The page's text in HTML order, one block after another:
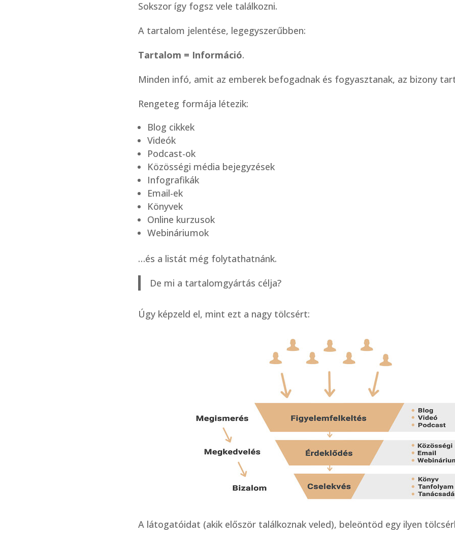
Sokszor így fogsz vele találkozni.
A tartalom jelentése, legegyszerűbben:
Tartalom = Információ.
Minden infó, amit az emberek befogadnak és fogyasztanak, az bizony
Rengeteg formája létezik:
Blog cikkek
Videók
Podcast-ok
Közösségi média bejegyzések
Infografikák
Email-ek
Könyvek
Online kurzusok
Webináriumok
…és a listát még folytathatnánk.
De mi a tartalomgyártás célja?
Úgy képzeld el, mint ezt a nagy tölcsért:
A látogatóidat (akik először találkoznak veled), beleöntöd egy ilyen